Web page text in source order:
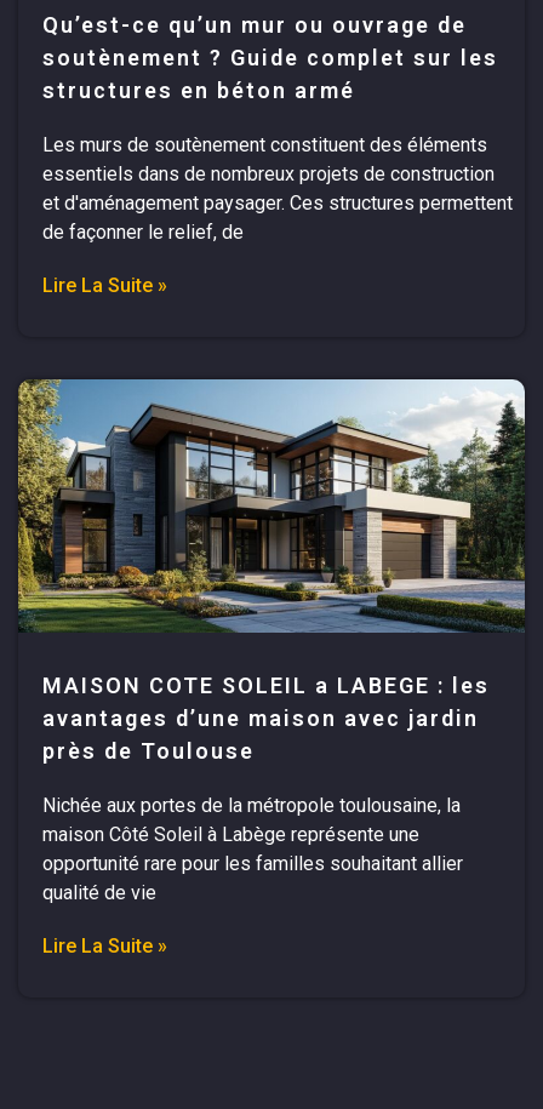
Qu’est-ce qu’un mur ou ouvrage de
soutènement ? Guide complet sur les
structures en béton armé
Les murs de soutènement constituent des éléments
essentiels dans de nombreux projets de construction
et d'aménagement paysager. Ces structures permettent
de façonner le relief, de
Lire La Suite »
MAISON COTE SOLEIL a LABEGE : les
avantages d’une maison avec jardin
près de Toulouse
Nichée aux portes de la métropole toulousaine, la
maison Côté Soleil à Labège représente une
opportunité rare pour les familles souhaitant allier
qualité de vie
Lire La Suite »